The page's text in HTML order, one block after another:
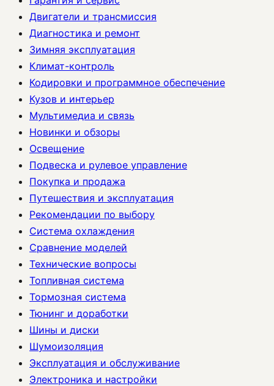
Двигатели и трансмиссия
Диагностика и ремонт
Зимняя эксплуатация
Климат-контроль
Кодировки и программное обеспечение
Кузов и интерьер
Мультимедиа и связь
Новинки и обзоры
Освещение
Подвеска и рулевое управление
Покупка и продажа
Путешествия и эксплуатация
Рекомендации по выбору
Система охлаждения
Сравнение моделей
Технические вопросы
Топливная система
Тормозная система
Тюнинг и доработки
Шины и диски
Шумоизоляция
Эксплуатация и обслуживание
Электроника и настройки